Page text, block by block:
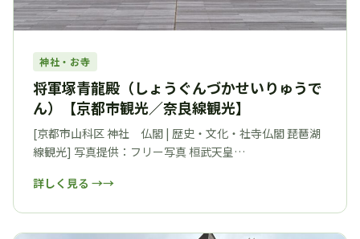
神社・お寺
将軍塚青龍殿（しょうぐんづかせいりゅうで
ん）【京都市観光／奈良線観光】
[京都市山科区 神社 仏閣 | 歴史・文化・社寺仏閣 琵琶湖
線観光] 写真提供：フリー写真 桓武天皇…
詳しく見る →